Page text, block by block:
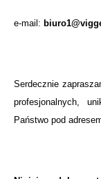
e-mail:
Serdecznie
profesjonalnych,
Państwo pod